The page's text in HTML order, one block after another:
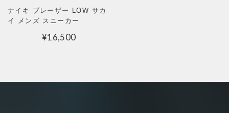
ナイキ ブレーザー LOW サカ
イ メンズ スニーカー
¥16,500